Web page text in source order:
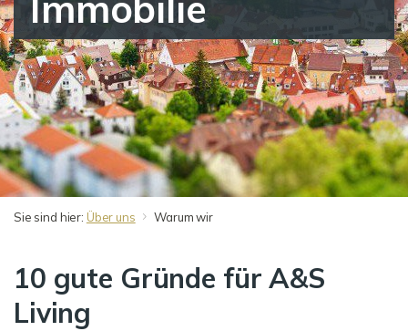
Sie sind hier: Über uns Warum wir
10 gute Gründe für A&S
Living